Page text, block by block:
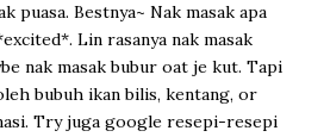
puasa. Bestnya~ Nak masak apa
Lin rasanya nak masak
nak masak bubur oat je kut. Tapi
bubuh ikan bilis, kentang, or
Try juga google resepi-resepi